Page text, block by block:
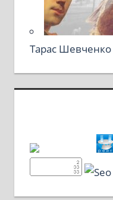
Тарас Шевченко